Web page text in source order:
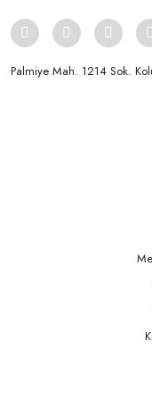
Palmiye Mah. 1214 Sok. Koluman Plaza 2/B Yenişehir/ MERSİN.ㅤㅤ